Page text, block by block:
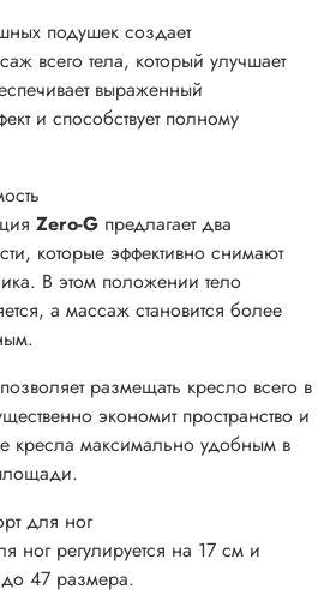
подушек создает
всего тела, который улучшает
выраженный
и способствует полному
Zero-G предлагает два
которые эффективно снимают
В этом положении тело
а массаж становится более
позволяет размещать кресло всего в
экономит пространство и
кресла максимально удобным в
для ног
ног регулируется на 17 см и
до 47 размера.